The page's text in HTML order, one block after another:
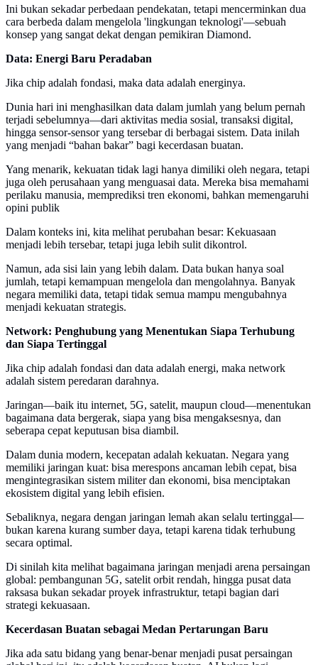
Ini bukan sekadar perbedaan pendekatan, tetapi mencerminkan dua
cara berbeda dalam mengelola 'lingkungan teknologi'—sebuah
konsep yang sangat dekat dengan pemikiran Diamond.
Data: Energi Baru Peradaban
Jika chip adalah fondasi, maka data adalah energinya.
Dunia hari ini menghasilkan data dalam jumlah yang belum pernah
terjadi sebelumnya—dari aktivitas media sosial, transaksi digital,
hingga sensor-sensor yang tersebar di berbagai sistem. Data inilah
yang menjadi “bahan bakar” bagi kecerdasan buatan.
Yang menarik, kekuatan tidak lagi hanya dimiliki oleh negara, tetapi
juga oleh perusahaan yang menguasai data. Mereka bisa memahami
perilaku manusia, memprediksi tren ekonomi, bahkan memengaruhi
opini publik
Dalam konteks ini, kita melihat perubahan besar: Kekuasaan
menjadi lebih tersebar, tetapi juga lebih sulit dikontrol.
Namun, ada sisi lain yang lebih dalam. Data bukan hanya soal
jumlah, tetapi kemampuan mengelola dan mengolahnya. Banyak
negara memiliki data, tetapi tidak semua mampu mengubahnya
menjadi kekuatan strategis.
Network: Penghubung yang Menentukan Siapa Terhubung
dan Siapa Tertinggal
Jika chip adalah fondasi dan data adalah energi, maka network
adalah sistem peredaran darahnya.
Jaringan—baik itu internet, 5G, satelit, maupun cloud—menentukan
bagaimana data bergerak, siapa yang bisa mengaksesnya, dan
seberapa cepat keputusan bisa diambil.
Dalam dunia modern, kecepatan adalah kekuatan. Negara yang
memiliki jaringan kuat: bisa merespons ancaman lebih cepat, bisa
mengintegrasikan sistem militer dan ekonomi, bisa menciptakan
ekosistem digital yang lebih efisien.
Sebaliknya, negara dengan jaringan lemah akan selalu tertinggal—
bukan karena kurang sumber daya, tetapi karena tidak terhubung
secara optimal.
Di sinilah kita melihat bagaimana jaringan menjadi arena persaingan
global: pembangunan 5G, satelit orbit rendah, hingga pusat data
raksasa bukan sekadar proyek infrastruktur, tetapi bagian dari
strategi kekuasaan.
Kecerdasan Buatan sebagai Medan Pertarungan Baru
Jika ada satu bidang yang benar-benar menjadi pusat persaingan